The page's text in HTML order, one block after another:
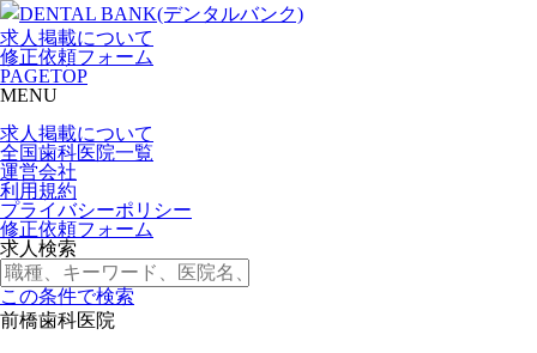
求人掲載について
修正依頼フォーム
PAGETOP
MENU
求人掲載について
全国歯科医院一覧
運営会社
利用規約
プライバシーポリシー
修正依頼フォーム
求人検索
この条件で検索
前橋歯科医院